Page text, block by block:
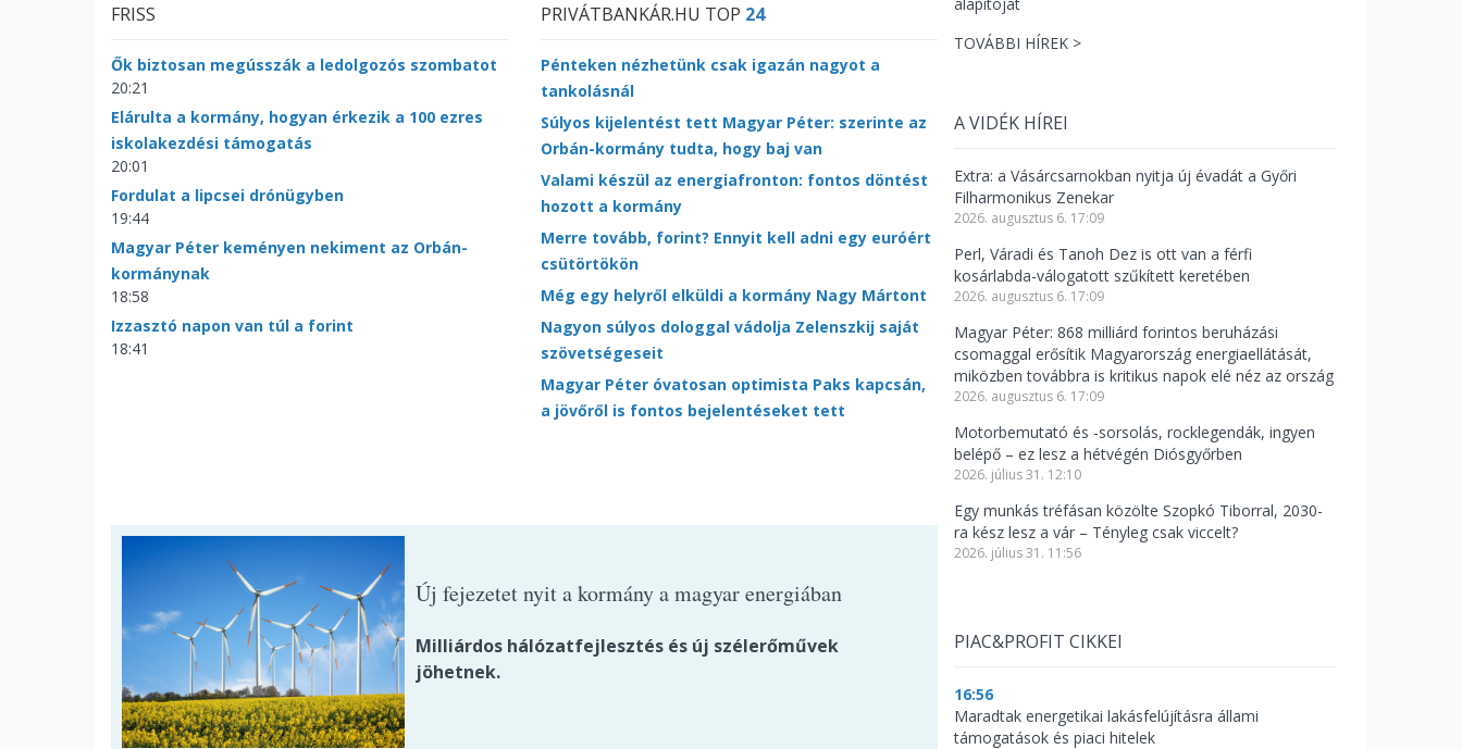
FRISS
Ők biztosan megússzák a ledolgozós szombatot
20:21
Elárulta a kormány, hogyan érkezik a 100 ezres
iskolakezdési támogatás
20:01
Fordulat a lipcsei drónügyben
19:44
Magyar Péter keményen nekiment az Orbán-
kormánynak
18:58
Izzasztó napon van túl a forint
18:41
PRIVÁTBANKÁR.HU TOP 24
Pénteken nézhetünk csak igazán nagyot a
tankolásnál
Súlyos kijelentést tett Magyar Péter: szerinte az
Orbán-kormány tudta, hogy baj van
Valami készül az energiafronton: fontos döntést
hozott a kormány
Merre tovább, forint? Ennyit kell adni egy euróért
csütörtökön
Még egy helyről elküldi a kormány Nagy Mártont
Nagyon súlyos dologgal vádolja Zelenszkij saját
szövetségeseit
Magyar Péter óvatosan optimista Paks kapcsán,
a jövőről is fontos bejelentéseket tett
Új fejezetet nyit a kormány a magyar energiában
Milliárdos hálózatfejlesztés és új szélerőművek
jöhetnek.
TOVÁBBI HÍREK >
A VIDÉK HÍREI
Extra: a Vásárcsarnokban nyitja új évadát a Győri
Filharmonikus Zenekar
2026. augusztus 6. 17:09
Perl, Váradi és Tanoh Dez is ott van a férfi
kosárlabda-válogatott szűkített keretében
2026. augusztus 6. 17:09
Magyar Péter: 868 milliárd forintos beruházási
csomaggal erősítik Magyarország energiaellátását,
miközben továbbra is kritikus napok elé néz az ország
2026. augusztus 6. 17:09
Motorbemutató és -sorsolás, rocklegendák, ingyen
belépő – ez lesz a hétvégén Diósgyőrben
2026. július 31. 12:10
Egy munkás tréfásan közölte Szopkó Tiborral, 2030-
ra kész lesz a vár – Tényleg csak viccelt?
2026. július 31. 11:56
PIAC&PROFIT CIKKEI
16:56
Maradtak energetikai lakásfelújításra állami
támogatások és piaci hitelek